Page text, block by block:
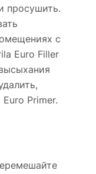
просушить.
с
Euro Filler
Euro Primer.